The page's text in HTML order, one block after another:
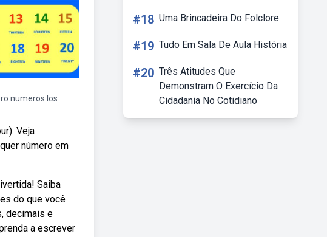
numeros los
Veja
número em
Saiba
do que você
decimais e
a escrever
#18 Uma Brincadeira Do Folclore
#19 Tudo Em Sala De Aula História
#20 Três Atitudes Que
Demonstram O Exercício Da
Cidadania No Cotidiano